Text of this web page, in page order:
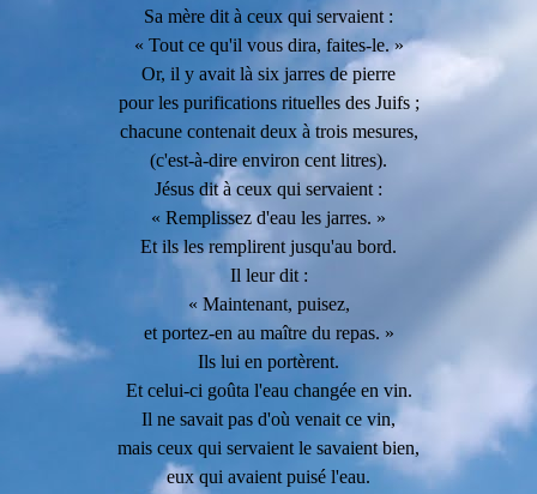
Sa mère dit à ceux qui servaient :
« Tout ce qu'il vous dira, faites-le. »
Or, il y avait là six jarres de pierre
pour les purifications rituelles des Juifs ;
chacune contenait deux à trois mesures,
(c'est-à-dire environ cent litres).
Jésus dit à ceux qui servaient :
« Remplissez d'eau les jarres. »
Et ils les remplirent jusqu'au bord.
Il leur dit :
« Maintenant, puisez,
et portez-en au maître du repas. »
Ils lui en portèrent.
Et celui-ci goûta l'eau changée en vin.
Il ne savait pas d'où venait ce vin,
mais ceux qui servaient le savaient bien,
eux qui avaient puisé l'eau.